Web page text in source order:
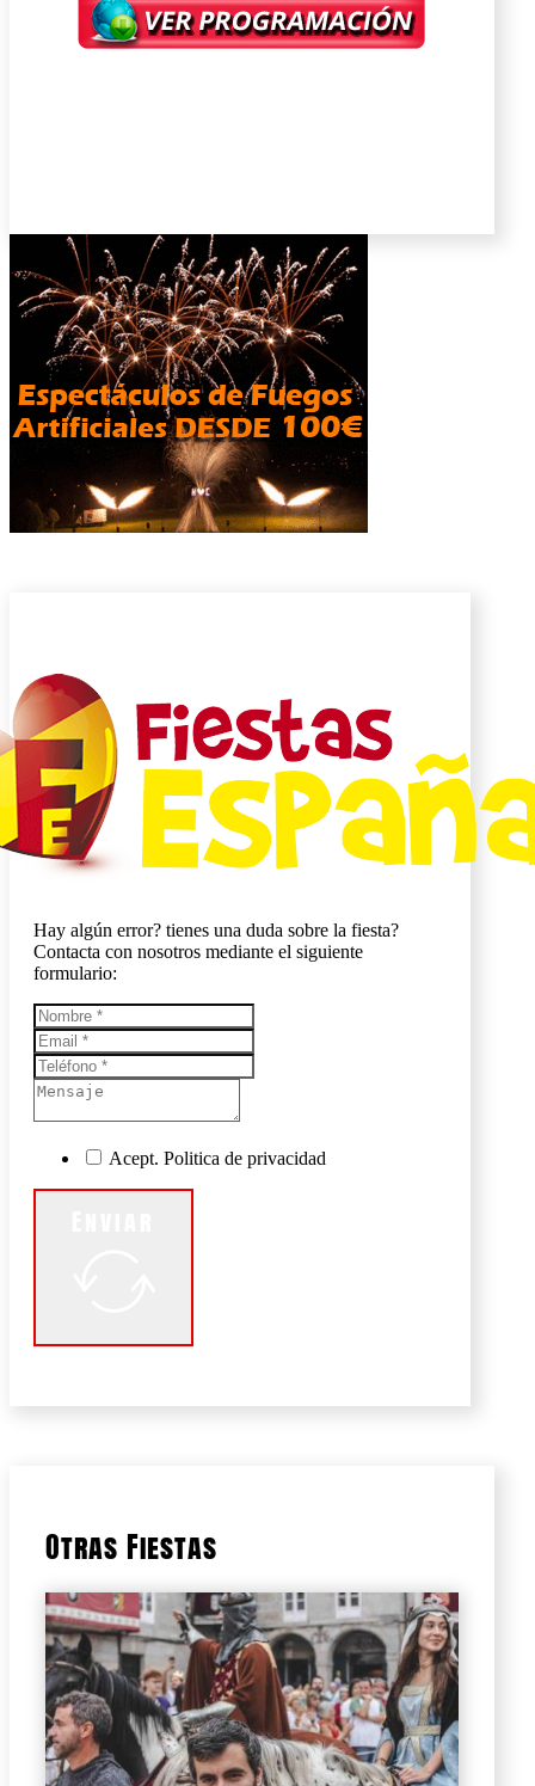
Hay algún error? tienes una duda sobre la fiesta?
Contacta con nosotros mediante el siguiente
formulario:
Acept. Politica de privacidad
Otras Fiestas